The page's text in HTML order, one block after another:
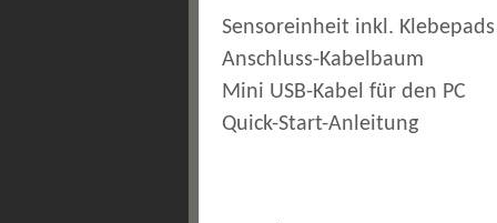
Sensoreinheit inkl. Klebepads
Anschluss-Kabelbaum
Mini USB-Kabel für den PC
Quick-Start-Anleitung